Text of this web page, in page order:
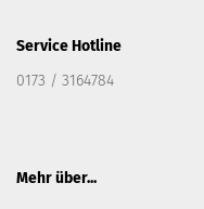
Service Hotline
0173 / 3164784
Mehr über...